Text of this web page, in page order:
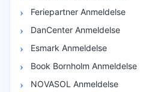
Feriepartner Anmeldelse
DanCenter Anmeldelse
Esmark Anmeldelse
Book Bornholm Anmeldelse
NOVASOL Anmeldelse